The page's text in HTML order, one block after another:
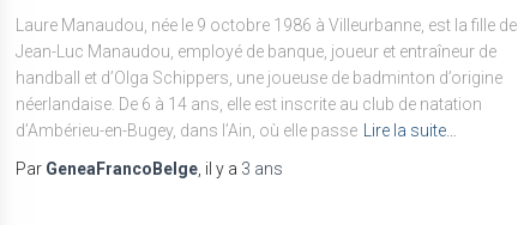
Laure Manaudou, née le 9 octobre 1986 à Villeurbanne, est la fille de
Jean-Luc Manaudou, employé de banque, joueur et entraîneur de
handball et d’Olga Schippers, une joueuse de badminton d’origine
néerlandaise. De 6 à 14 ans, elle est inscrite au club de natation
d’Ambérieu-en-Bugey, dans l’Ain, où elle passe Lire la suite…
Par GeneaFrancoBelge , il y a 3 ans